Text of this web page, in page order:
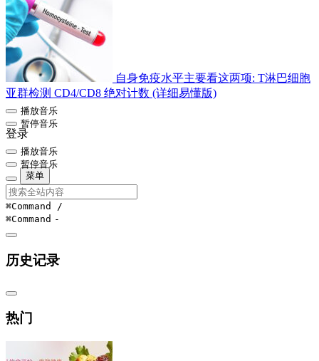
自身免疫水平主要看这两项: T淋巴细胞
亚群检测 CD4/CD8 绝对计数 (详细易懂版)
播放音乐
暂停音乐
登录
播放音乐
暂停音乐
菜单
⌘Command /
⌘Command -
历史记录
热门